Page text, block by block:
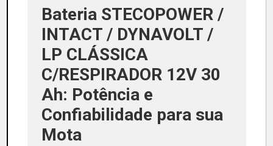
Bateria STECOPOWER /
INTACT / DYNAVOLT /
LP CLÁSSICA
C/RESPIRADOR 12V 30
Ah: Potência e
Confiabilidade para sua
Mota